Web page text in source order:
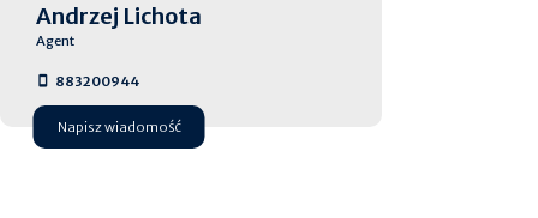
Andrzej Lichota
Agent
883200944
Napisz wiadomość